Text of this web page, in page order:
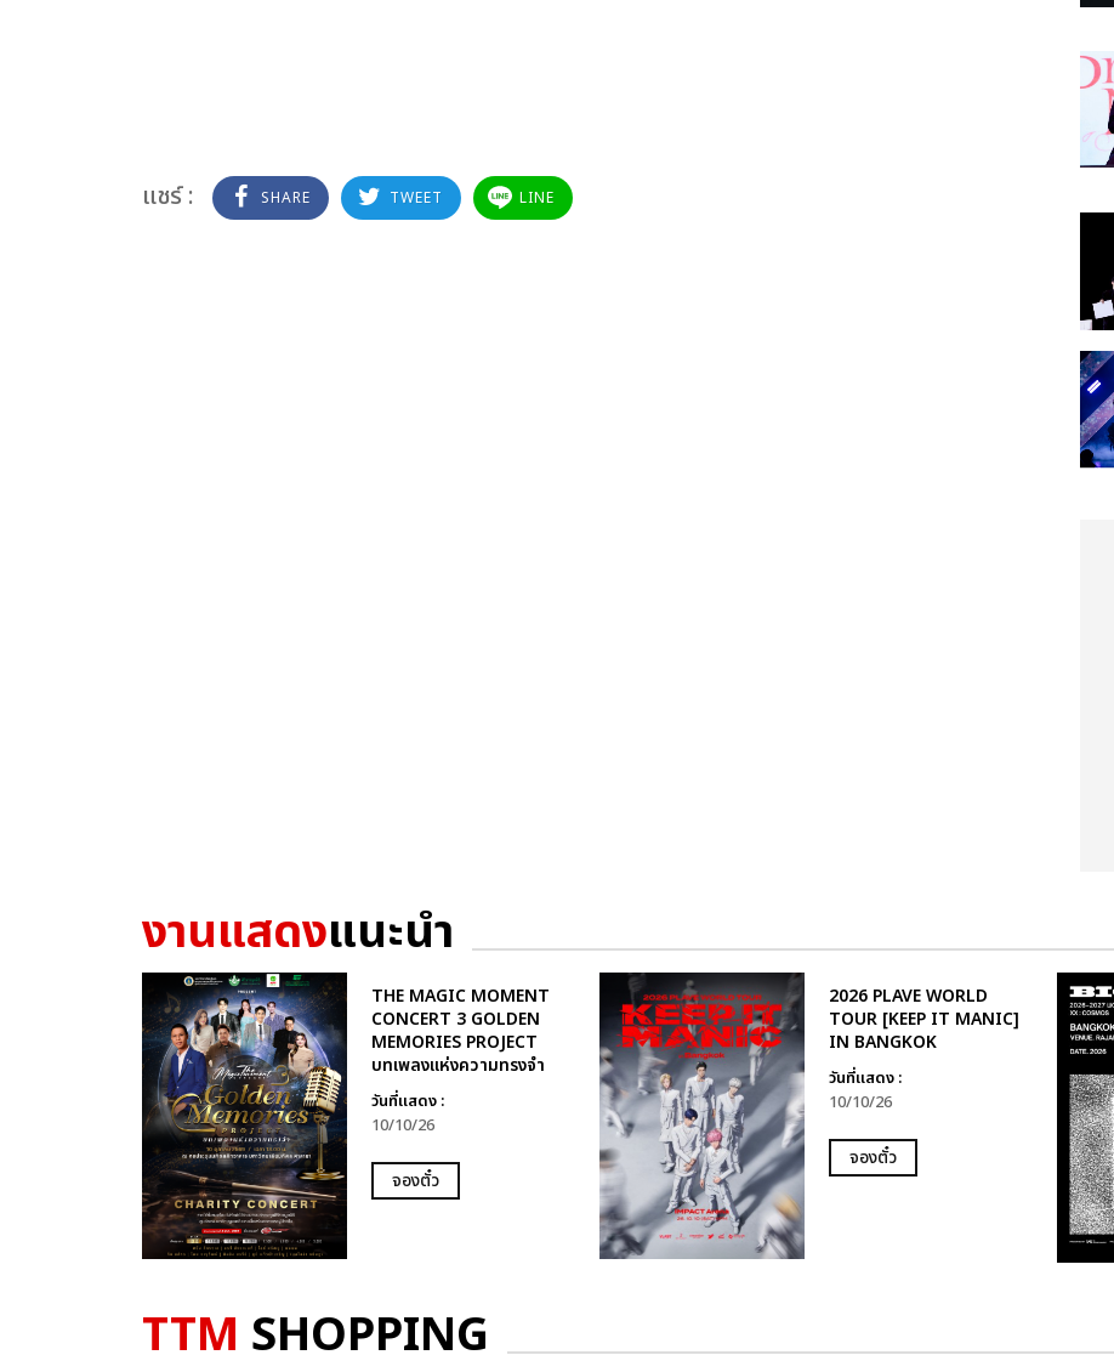
แชร์ : SHARE TWEET LINE
งานแสดงแนะนำ
THE MAGIC MOMENT
CONCERT 3 GOLDEN
MEMORIES PROJECT
บทเพลงแห่งความทรงจำ
วันที่แสดง :
10/10/26
จองตั๋ว
2026 PLAVE WORLD
TOUR [KEEP IT MANIC]
IN BANGKOK
วันที่แสดง :
10/10/26
จองตั๋ว
TTM SHOPPING